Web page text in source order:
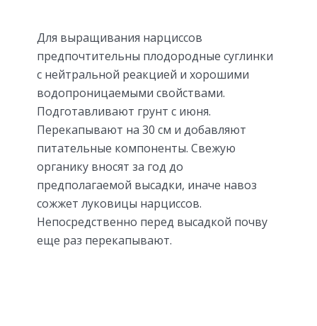
Для выращивания нарциссов
предпочтительны плодородные суглинки
с нейтральной реакцией и хорошими
водопроницаемыми свойствами.
Подготавливают грунт с июня.
Перекапывают на 30 см и добавляют
питательные компоненты. Свежую
органику вносят за год до
предполагаемой высадки, иначе навоз
сожжет луковицы нарциссов.
Непосредственно перед высадкой почву
еще раз перекапывают.